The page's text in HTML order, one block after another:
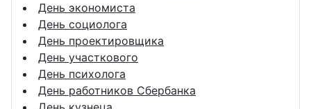
День экономиста
День социолога
День проектировщика
День участкового
День психолога
День работников Сбербанка